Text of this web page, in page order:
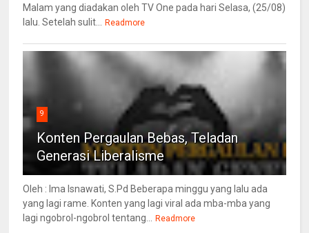
Malam yang diadakan oleh TV One pada hari Selasa, (25/08)
lalu. Setelah sulit...
Readmore
9
Konten Pergaulan Bebas, Teladan
Generasi Liberalisme
Oleh : Ima Isnawati, S.Pd Beberapa minggu yang lalu ada
yang lagi rame. Konten yang lagi viral ada mba-mba yang
lagi ngobrol-ngobrol tentang...
Readmore